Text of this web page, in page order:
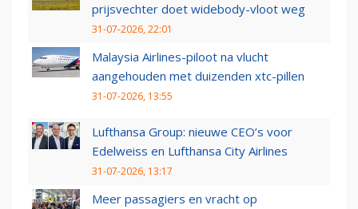
prijsvechter doet widebody-vloot weg
31-07-2026, 22:01
Malaysia Airlines-piloot na vlucht
aangehouden met duizenden xtc-pillen
31-07-2026, 13:55
Lufthansa Group: nieuwe CEO’s voor
Edelweiss en Lufthansa City Airlines
31-07-2026, 13:17
Meer passagiers en vracht op